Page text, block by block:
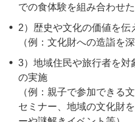
での食体験を組み合わせた
2）歴史や文化の価値を伝
（例：文化財への造詣を
3）地域住民や旅行者を対
の実施
（例：親子で参加できる
セミナー、地域の文化財